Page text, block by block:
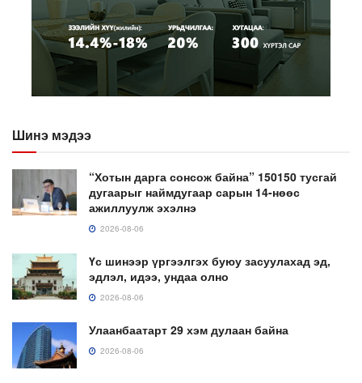
Шинэ мэдээ
“Хотын дарга сонсож байна” 150150 тусгай
дугаарыг наймдугаар сарын 14-нөөс
ажиллуулж эхэлнэ
2026-08-06
Үс шинээр үргээлгэх буюу засуулахад эд,
эдлэл, идээ, ундаа олно
2026-08-06
Улаанбаатарт 29 хэм дулаан байна
2026-08-06